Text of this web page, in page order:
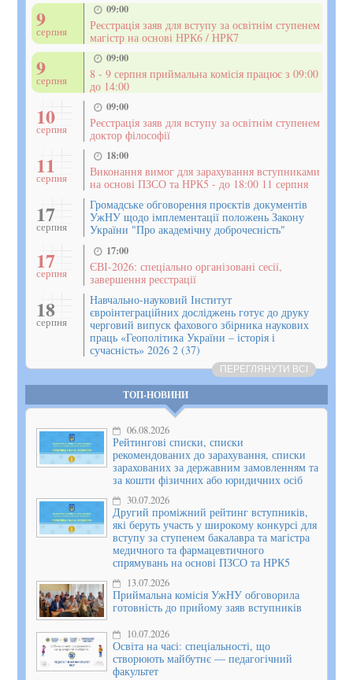
9
серпня
09:00
Реєстрація заяв для вступу за освітнім ступенем
магістр на основі НРК6 / НРК7
9
серпня
09:00
8 - 9 серпня приймальна комісія працює з 09:00
до 14:00
10
серпня
09:00
Реєстрація заяв для вступу за освітнім ступенем
доктор філософії
11
серпня
18:00
Виконання вимог для зарахування вступниками
на основі ПЗСО та НРК5 - до 18:00 11 серпня
17
серпня
Громадське обговорення проєктів документів
УжНУ щодо імплементації положень Закону
України "Про академічну доброчесність"
17
серпня
17:00
ЄВІ-2026: спеціально організовані сесії,
завершення реєстрації
18
серпня
Навчально-науковий Інститут
євроінтеграційних досліджень готує до друку
черговий випуск фахового збірника наукових
праць «Геополітика України – історія і
сучасність» 2026 2 (37)
ПЕРЕГЛЯНУТИ ВСІ
ТОП-НОВИНИ
06.08.2026
Рейтингові списки, списки
рекомендованих до зарахування, списки
зарахованих за державним замовленням та
за кошти фізичних або юридичних осіб
30.07.2026
Другий проміжний рейтинг вступників,
які беруть участь у широкому конкурсі для
вступу за ступенем бакалавра та магістра
медичного та фармацевтичного
спрямувань на основі ПЗСО та НРК5
13.07.2026
Приймальна комісія УжНУ обговорила
готовність до прийому заяв вступників
10.07.2026
Освіта на часі: спеціальності, що
створюють майбутнє — педагогічний
факультет